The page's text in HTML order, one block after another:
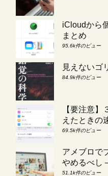
iCloudから
まとめ
95.6k件のビュー
見えないゴ
84.9k件のビュー
【要注意
えたときの
69.5k件のビュー
アメブロで
やめるべし
51.1k件のビュー